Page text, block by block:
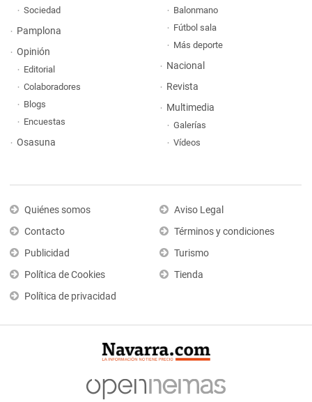
Sociedad
Pamplona
Opinión
Editorial
Colaboradores
Blogs
Encuestas
Osasuna
Balonmano
Fútbol sala
Más deporte
Nacional
Revista
Multimedia
Galerías
Vídeos
Quiénes somos
Contacto
Publicidad
Política de Cookies
Política de privacidad
Aviso Legal
Términos y condiciones
Turismo
Tienda